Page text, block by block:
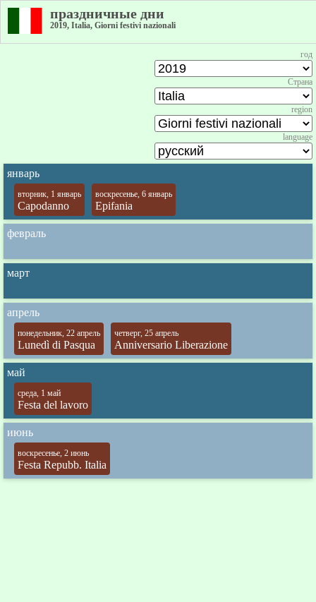
праздничные дни
2019, Italia, Giorni festivi nazionali
год
Страна
region
language
январь
вторник, 1 январь
Capodanno
воскресенье, 6 январь
Epifania
февраль
март
апрель
понедельник, 22 апрель
Lunedì di Pasqua
четверг, 25 апрель
Anniversario Liberazione
май
среда, 1 май
Festa del lavoro
июнь
воскресенье, 2 июнь
Festa Repubb. Italia